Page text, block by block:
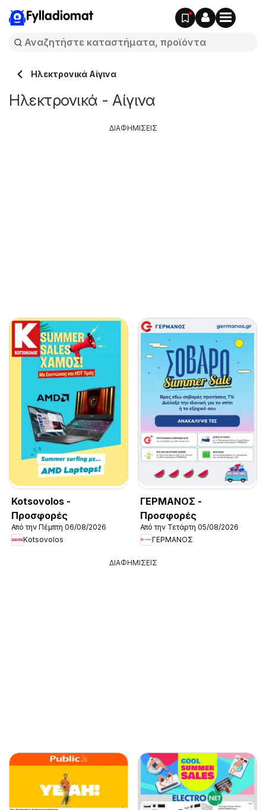
Fylladiomat
Hλεκτρονικά Αίγινα
Hλεκτρονικά - Αίγινα
Kotsovolos -
Προσφορές
Από την Πέμπτη 06/08/2026
Kotsovolos
ΓΕΡΜΑΝΟΣ -
Προσφορές
Από την Τετάρτη 05/08/2026
ΓΕΡΜΑΝΟΣ
ΔΙΑΦΗΜΙΣΕΙΣ
ΔΙΑΦΗΜΙΣΕΙΣ